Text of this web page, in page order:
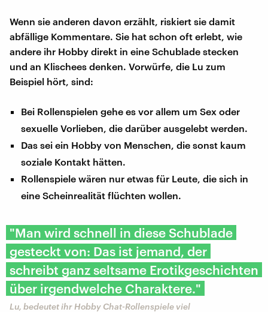
Wenn sie anderen davon erzählt, riskiert sie damit
abfällige Kommentare. Sie hat schon oft erlebt, wie
andere ihr Hobby direkt in eine Schublade stecken
und an Klischees denken. Vorwürfe, die Lu zum
Beispiel hört, sind:
Bei Rollenspielen gehe es vor allem um Sex oder
sexuelle Vorlieben, die darüber ausgelebt werden.
Das sei ein Hobby von Menschen, die sonst kaum
soziale Kontakt hätten.
Rollenspiele wären nur etwas für Leute, die sich in
eine Scheinrealität flüchten wollen.
"Man wird schnell in diese Schublade
gesteckt von: Das ist jemand, der
schreibt ganz seltsame Erotikgeschichten
über irgendwelche Charaktere."
Lu, bedeutet ihr Hobby Chat-Rollenspiele viel